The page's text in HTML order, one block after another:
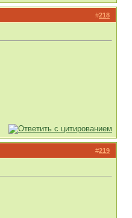
#218
#219